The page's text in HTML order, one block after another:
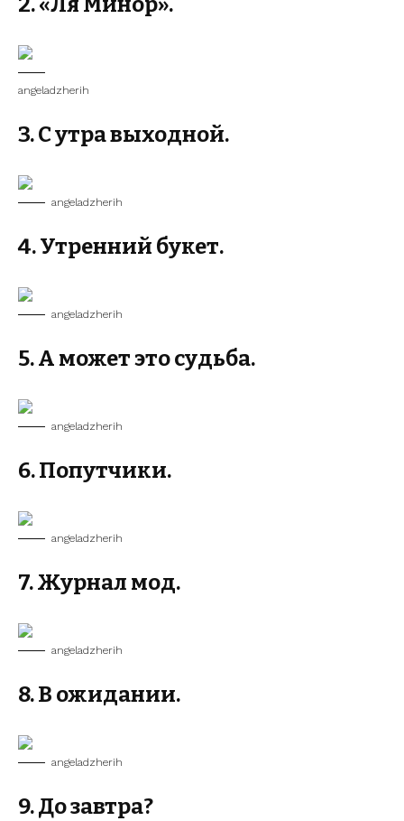
angeladzherih
3. С утра выходной.
angeladzherih
4. Утренний букет.
angeladzherih
5. А может это судьба.
angeladzherih
6. Попутчики.
angeladzherih
7. Журнал мод.
angeladzherih
8. В ожидании.
angeladzherih
9. До завтра?